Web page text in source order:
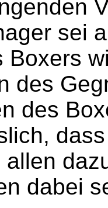
sei
Boxers
des
des
allen
dabei